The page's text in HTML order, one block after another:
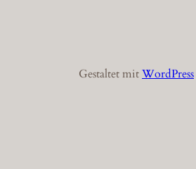
Gestaltet mitWordPress